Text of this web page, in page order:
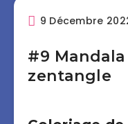
9 Décembre
#9
zentangle